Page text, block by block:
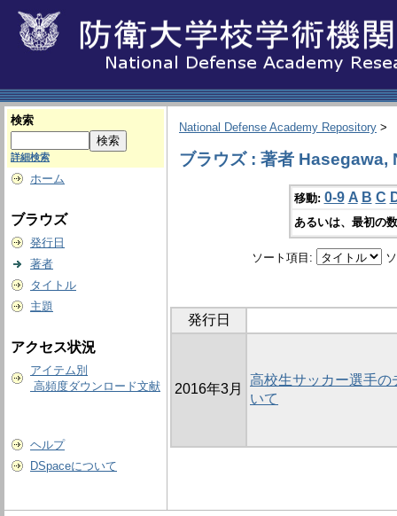
検索
詳細検索
ホーム
ブラウズ
発行日
著者
タイトル
主題
アクセス状況
アイテム別
高頻度ダウンロード文献
ヘルプ
DSpaceについて
National Defense Academy Repository >
ブラウズ : 著者 Hasegawa,
移動: 0-9 A B C
あるいは、最初の
ソート項目:
発行日
2016年3月
高校生サッカー選手
いて